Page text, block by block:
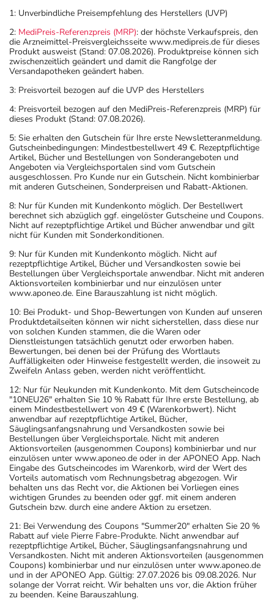
1: Unverbindliche Preisempfehlung des Herstellers (UVP)
2: MediPreis-Referenzpreis (MRP): der höchste Verkaufspreis, den
die Arzneimittel-Preisvergleichsseite www.medipreis.de für dieses
Produkt ausweist (Stand: 07.08.2026). Produktpreise können sich
zwischenzeitlich geändert und damit die Rangfolge der
Versandapotheken geändert haben.
3: Preisvorteil bezogen auf die UVP des Herstellers
4: Preisvorteil bezogen auf den MediPreis-Referenzpreis (MRP) für
dieses Produkt (Stand: 07.08.2026).
5: Sie erhalten den Gutschein für Ihre erste Newsletteranmeldung.
Gutscheinbedingungen: Mindestbestellwert 49 €. Rezeptpflichtige
Artikel, Bücher und Bestellungen von Sonderangeboten und
Angeboten via Vergleichsportalen sind vom Gutschein
ausgeschlossen. Pro Kunde nur ein Gutschein. Nicht kombinierbar
mit anderen Gutscheinen, Sonderpreisen und Rabatt-Aktionen.
8: Nur für Kunden mit Kundenkonto möglich. Der Bestellwert
berechnet sich abzüglich ggf. eingelöster Gutscheine und Coupons.
Nicht auf rezeptpflichtige Artikel und Bücher anwendbar und gilt
nicht für Kunden mit Sonderkonditionen.
9: Nur für Kunden mit Kundenkonto möglich. Nicht auf
rezeptpflichtige Artikel, Bücher und Versandkosten sowie bei
Bestellungen über Vergleichsportale anwendbar. Nicht mit anderen
Aktionsvorteilen kombinierbar und nur einzulösen unter
www.aponeo.de. Eine Barauszahlung ist nicht möglich.
10: Bei Produkt- und Shop-Bewertungen von Kunden auf unseren
Produktdetailseiten können wir nicht sicherstellen, dass diese nur
von solchen Kunden stammen, die die Waren oder
Dienstleistungen tatsächlich genutzt oder erworben haben.
Bewertungen, bei denen bei der Prüfung des Wortlauts
Auffälligkeiten oder Hinweise festgestellt werden, die insoweit zu
Zweifeln Anlass geben, werden nicht veröffentlicht.
12: Nur für Neukunden mit Kundenkonto. Mit dem Gutscheincode
"10NEU26" erhalten Sie 10 % Rabatt für Ihre erste Bestellung, ab
einem Mindestbestellwert von 49 € (Warenkorbwert). Nicht
anwendbar auf rezeptpflichtige Artikel, Bücher,
Säuglingsanfangsnahrung und Versandkosten sowie bei
Bestellungen über Vergleichsportale. Nicht mit anderen
Aktionsvorteilen (ausgenommen Coupons) kombinierbar und nur
einzulösen unter www.aponeo.de oder in der APONEO App. Nach
Eingabe des Gutscheincodes im Warenkorb, wird der Wert des
Vorteils automatisch vom Rechnungsbetrag abgezogen. Wir
behalten uns das Recht vor, die Aktionen bei Vorliegen eines
wichtigen Grundes zu beenden oder ggf. mit einem anderen
Gutschein bzw. durch eine andere Aktion zu ersetzen.
21: Bei Verwendung des Coupons "Summer20" erhalten Sie 20 %
Rabatt auf viele Pierre Fabre-Produkte. Nicht anwendbar auf
rezeptpflichtige Artikel, Bücher, Säuglingsanfangsnahrung und
Versandkosten. Nicht mit anderen Aktionsvorteilen (ausgenommen
Coupons) kombinierbar und nur einzulösen unter www.aponeo.de
und in der APONEO App. Gültig: 27.07.2026 bis 09.08.2026. Nur
solange der Vorrat reicht. Wir behalten uns vor, die Aktion früher
zu beenden. Keine Barauszahlung.